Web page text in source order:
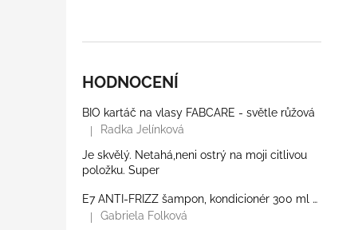
HODNOCENÍ
BIO kartáč na vlasy FABCARE - světle růžová
Hodnocení produktu je 5 z 5 hvězdiček.
Radka Jelínková
Je skvělý. Netahá,neni ostrý na moji citlivou
položku. Super
E7 ANTI-FRIZZ šampon, kondicionér 300 ml a lesk
Hodnocení produktu je 5 z 5 hvězdiček.
Gabriela Folková